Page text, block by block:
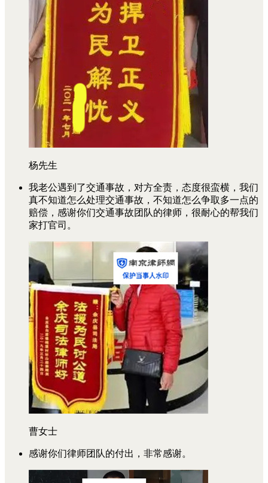
杨先生
我老公遇到了交通事故，对方全责，态度很蛮横，我们
真不知道怎么处理交通事故，不知道怎么争取多一点的
赔偿，感谢你们交通事故团队的律师，很耐心的帮我们
家打官司。
曹女士
感谢你们律师团队的付出，非常感谢。